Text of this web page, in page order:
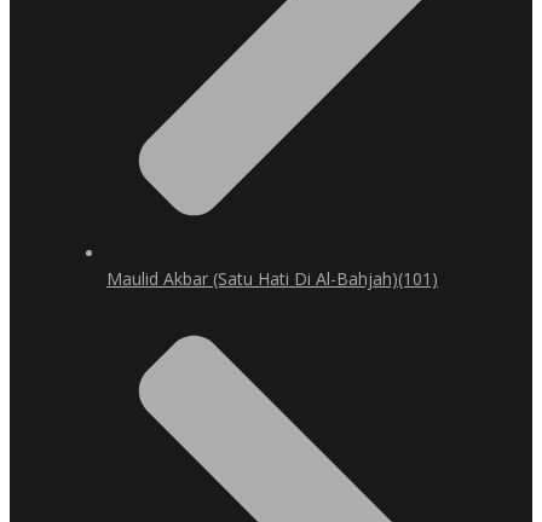
Maulid Akbar (Satu Hati Di Al-Bahjah)(101)